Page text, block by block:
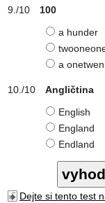
100
a hunder
a onetwen
Angličtina
English
England
Endland
Dejte si tento test